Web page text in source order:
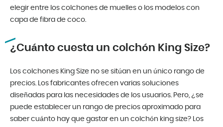
elegir entre los colchones de muelles o los modelos con
capa de fibra de coco.
¿Cuánto cuesta un colchón King Size?
Los colchones King Size no se sitúan en un único rango de
precios. Los fabricantes ofrecen varias soluciones
diseñadas para las necesidades de los usuarios. Pero, ¿se
puede establecer un rango de precios aproximado para
saber cuánto hay que gastar en un colchón king size? Los